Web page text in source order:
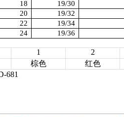
18
19/30
20
19/32
22
19/34
24 19/36
1
2
棕色
红色
681